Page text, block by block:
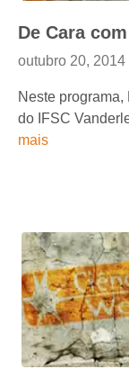
De Cara
outubro 20, 2014
Neste
do IFSC
mais